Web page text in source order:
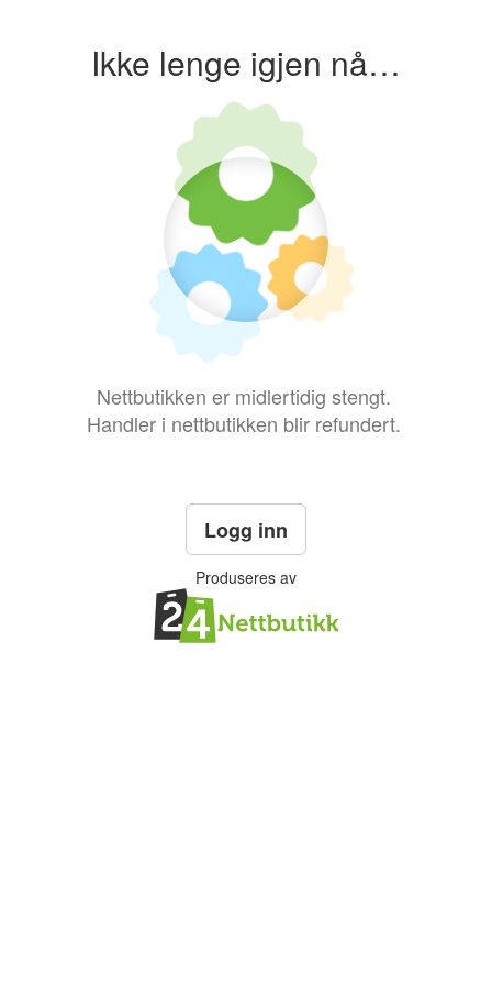
Ikke lenge igjen nå…
Nettbutikken er midlertidig stengt.
Handler i nettbutikken blir refundert.
Logg inn
Produseres av